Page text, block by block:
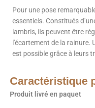
Pour une pose
essentiels. Constitués
lambris, ils peuvent être
l'écartement de la rainure.
est possible grâce à leurs
Caractéristique
Produit livré en paquet